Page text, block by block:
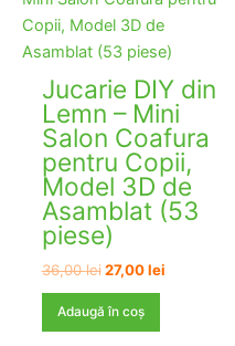
Jucarie DIY din
Lemn – Mini
Salon Coafura
pentru Copii,
Model 3D de
Asamblat (53
piese)
36,00lei Prețul
a
27,00leiPrețul
Adaugă în coș